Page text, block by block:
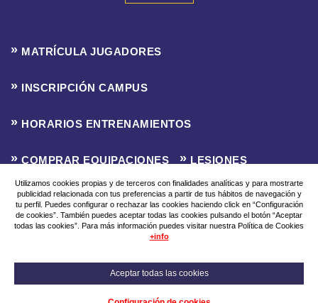
MATRÍCULA JUGADORES
INSCRIPCIÓN CAMPUS
HORARIOS ENTRENAMIENTOS
COMPRAR EQUIPACIONES LESIONES
CLASIFICACIONES INSCRIPCIÓN LIGA F8
Aviso Legal Política de Privacidad Política de Cookies
© 2026
Utilizamos cookies propias y de terceros con finalidades analíticas y para mostrarte
publicidad relacionada con tus preferencias a partir de tus hábitos de navegación y
tu perfil. Puedes configurar o rechazar las cookies haciendo click en “Configuración
de cookies”. También puedes aceptar todas las cookies pulsando el botón “Aceptar
todas las cookies”. Para más información puedes visitar nuestra Política de Cookies
+info
Aceptar todas las cookies